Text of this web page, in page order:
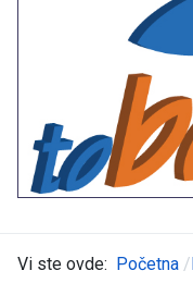
Vi ste ovde: Početna